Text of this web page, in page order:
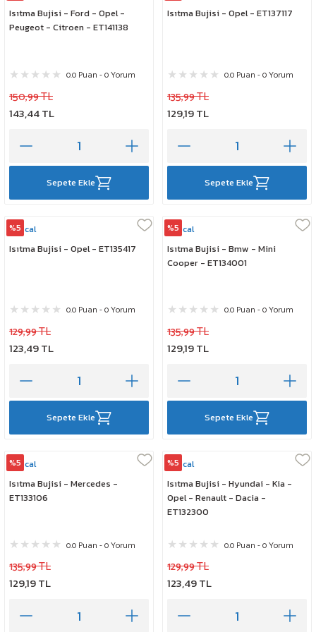
Isıtma Bujisi - Ford - Opel -
Peugeot - Citroen - ET141138
0.0 Puan - 0 Yorum
150,99 TL
143,44 TL
Sepete Ekle
Isıtma Bujisi - Opel - ET137117
0.0 Puan - 0 Yorum
135,99 TL
129,19 TL
Sepete Ekle
%5
Rescal
Isıtma Bujisi - Opel - ET135417
0.0 Puan - 0 Yorum
129,99 TL
123,49 TL
Sepete Ekle
%5
Rescal
Isıtma Bujisi - Bmw - Mini
Cooper - ET134001
0.0 Puan - 0 Yorum
135,99 TL
129,19 TL
Sepete Ekle
%5
Rescal
Isıtma Bujisi - Mercedes -
ET133106
0.0 Puan - 0 Yorum
135,99 TL
129,19 TL
%5
Rescal
Isıtma Bujisi - Hyundai - Kia -
Opel - Renault - Dacia -
ET132300
0.0 Puan - 0 Yorum
129,99 TL
123,49 TL